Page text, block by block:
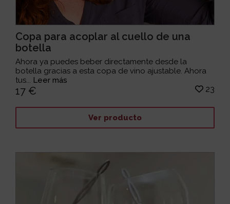
Copa para acoplar al cuello de una
botella
Ahora ya puedes beber directamente desde la
botella gracias a esta copa de vino ajustable. Ahora
tus... Leer más
17 € 23
Ver producto